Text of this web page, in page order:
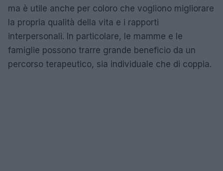
ma è utile anche per coloro che vogliono migliorare
la propria qualità della vita e i rapporti
interpersonali. In particolare, le mamme e le
famiglie possono trarre grande beneficio da un
percorso terapeutico, sia individuale che di coppia.